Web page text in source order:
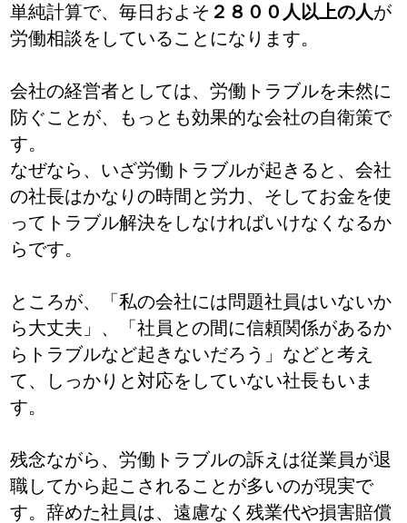
単純計算で、毎日およそ ２８００人以上の人が
労働相談をしていることになります。
会社の経営者としては、労働トラブルを未然に
防ぐことが、もっとも効果的な会社の自衛策で
す。
なぜなら、いざ労働トラブルが起きると、会社
の社長はかなりの時間と労力、そしてお金を使
ってトラブル解決をしなければいけなくなるか
らです。
ところが、「私の会社には問題社員はいないか
ら大丈夫」、「社員との間に信頼関係があるか
らトラブルなど起きないだろう」などと考え
て、しっかりと対応をしていない社長もいま
す。
残念ながら、労働トラブルの訴えは従業員が退
職してから起こされることが多いのが現実で
す。辞めた社員は、遠慮なく残業代や損害賠償